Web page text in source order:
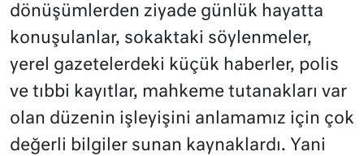
dönüşümlerden ziyade günlük hayatta
konuşulanlar, sokaktaki söylenmeler,
yerel gazetelerdeki küçük haberler, polis
ve tıbbi kayıtlar, mahkeme tutanakları var
olan düzenin işleyişini anlamamız için çok
değerli bilgiler sunan kaynaklardı. Yani